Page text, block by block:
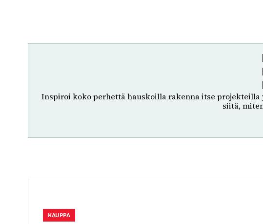
Inspiroi koko perhettä hauskoilla rakenna itse
siitä,
KAUPPA